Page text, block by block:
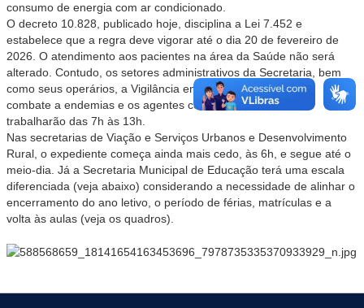
consumo de energia com ar condicionado.
O decreto 10.828, publicado hoje, disciplina a Lei 7.452 e
estabelece que a regra deve vigorar até o dia 20 de fevereiro de
2026. O atendimento aos pacientes na área da Saúde não será
alterado. Contudo, os setores administrativos da Secretaria, bem
como seus operários, a Vigilância em Saúde, os agentes de
combate a endemias e os agentes comunitários de saúde
trabalharão das 7h às 13h.
Nas secretarias de Viação e Serviços Urbanos e Desenvolvimento
Rural, o expediente começa ainda mais cedo, às 6h, e segue até o
meio-dia. Já a Secretaria Municipal de Educação terá uma escala
diferenciada (veja abaixo) considerando a necessidade de alinhar o
encerramento do ano letivo, o período de férias, matrículas e a
volta às aulas (veja os quadros).